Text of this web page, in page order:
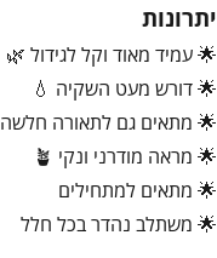
יתרונות
🌟 עמיד מאוד וקל לגידול 🌿
🌟 דורש מעט השקיה 💧
🌟 מתאים גם לתאורה חלשה
🌟 מראה מודרני ונקי 🪴
🌟 מתאים למתחילים
🌟 משתלב נהדר בכל חלל